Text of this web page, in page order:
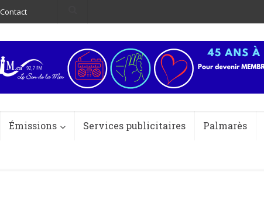
Contact
Émissions Services publicitaires Palmarès